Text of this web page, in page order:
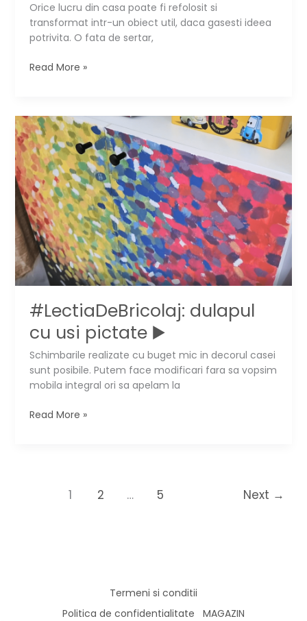
Orice lucru din casa poate fi refolosit si
transformat intr-un obiect util, daca gasesti ideea
potrivita. O fata de sertar,
#LectiaDeBricolaj:
cuier
simplu
▶️
Read More »
#LectiaDeBricolaj: dulapul
cu usi pictate ▶️
Schimbarile realizate cu buget mic in decorul casei
sunt posibile. Putem face modificari fara sa vopsim
mobila integral ori sa apelam la
#LectiaDeBricolaj:
Read More »
1 2 … 5 Next →
Termeni si conditii
Politica de confidentialitate
MAGAZIN